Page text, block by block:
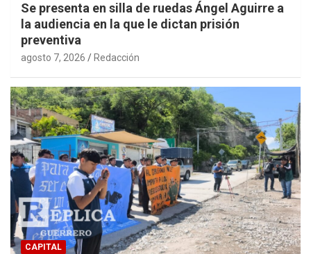
Se presenta en silla de ruedas Ángel Aguirre a
la audiencia en la que le dictan prisión
preventiva
agosto 7, 2026 Redacción
CAPITAL